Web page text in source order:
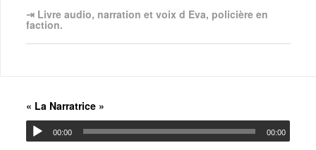
⇥ Livre audio, narration et voix d Eva, policière en
faction.
« La Narratrice »
00:00 00:00